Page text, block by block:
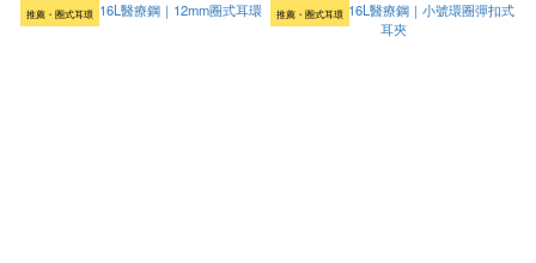
推薦・圈式耳環 推薦・圈式耳環